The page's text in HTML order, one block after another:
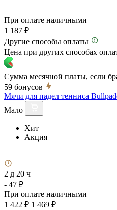
При оплате наличными
1 187 ₽
Другие способы оплаты
Цена при других способах
Сумма месячной платы, если
59 бонусов
Мячи для падел тенниса
Мало
Хит
Акция
2 д 20 ч
- 47 ₽
При оплате наличными
1 422 ₽ 1 469 ₽